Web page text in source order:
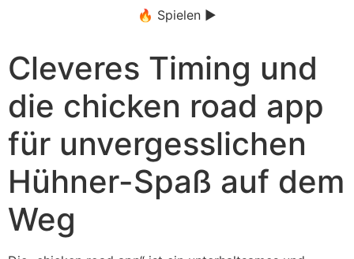
🔥 Spielen ▶️
Cleveres Timing und
die chicken road app
für unvergesslichen
Hühner-Spaß auf dem
Weg